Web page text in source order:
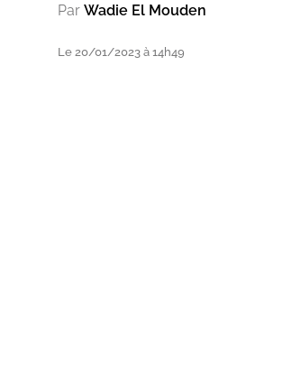
Par Wadie El Mouden
Le 20/01/2023 à 14h49